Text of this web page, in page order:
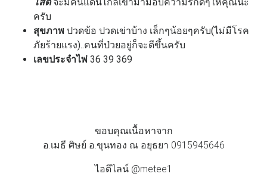
ครับ
สุขภาพ ปวดข้อ ปวดเข่าบ้าง เล็กๆน้อยๆครับ(ไม่มีโรค
ภัยร้ายแรง)..คนที่ป่วยอยู่ก็จะดีขึ้นครับ
เลขประจำไพ่ 36 39 369
ขอบคุณเนื้อหาจาก
อ.เมธี ศิษย์ อ.ขุนทอง ณ อยุธยา 0915945646
ไอดีไลน์ @metee1